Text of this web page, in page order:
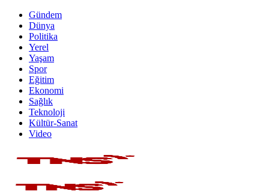
Gündem
Dünya
Politika
Yerel
Yaşam
Spor
Eğitim
Ekonomi
Sağlık
Teknoloji
Kültür-Sanat
Video